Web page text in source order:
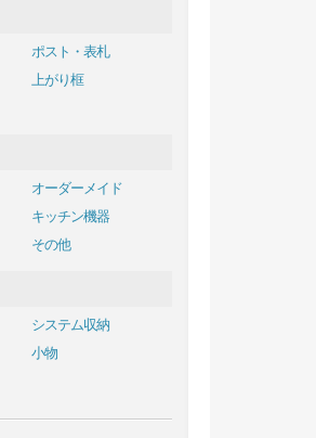
ポスト・表札
上がり框
オーダーメイド
キッチン機器
その他
システム収納
小物